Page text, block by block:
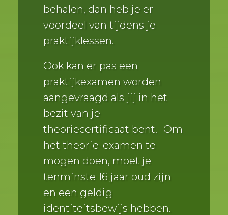
behalen, dan heb je er
voordeel van tijdens je
praktijklessen.
Ook kan er pas een
praktijkexamen worden
aangevraagd als jij in het
bezit van je
theoriecertificaat bent. Om
het theorie-examen te
mogen doen, moet je
tenminste 16 jaar oud zijn
en een geldig
identiteitsbewijs hebben.